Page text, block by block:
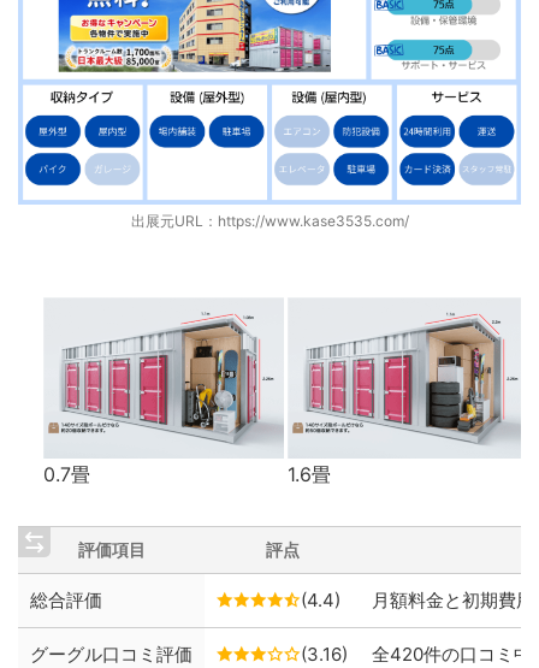
出展元URL： https://www.kase3535.com/
0.7畳 1.6畳
評価項目 評点
総合評価 (4.4) 月額料金と初期費
グーグル口コミ評価 (3.16) 全420件の口コミ中